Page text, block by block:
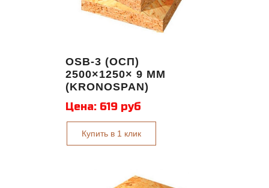
OSB-3 (ОСП)
2500×1250× 9 ММ
(KRONOSPAN)
Цена: 619 руб
Купить в 1 клик